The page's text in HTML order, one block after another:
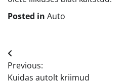
Posted in Auto
Navigeerimine
Previous:
Kuidas autolt kriimud